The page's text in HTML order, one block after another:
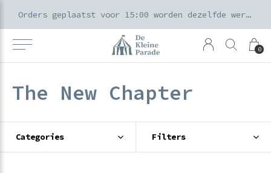
0
Orders geplaatst voor 15:00 worden dezelfde werkdag verzonden
The New Chapter
Categories Filters